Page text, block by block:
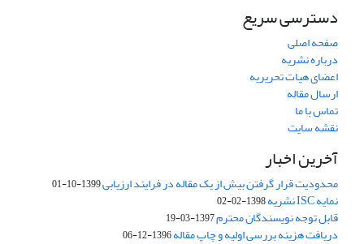
دسترسی سریع
صفحه اصلی
درباره نشریه
اعضای هیات تحریریه
ارسال مقاله
تماس با ما
نقشه سایت
آخرین اخبار
محدودیت قرار گرفتن بیش از یک مقاله در فرایند ارزیابی1399-10-01
نمایه ISC نشریه 1398-02-02
قابل توجه نویسندگان محترم1397-03-19
دریافت هزینه بررسی اولیه و چاپ مقاله1396-12-06